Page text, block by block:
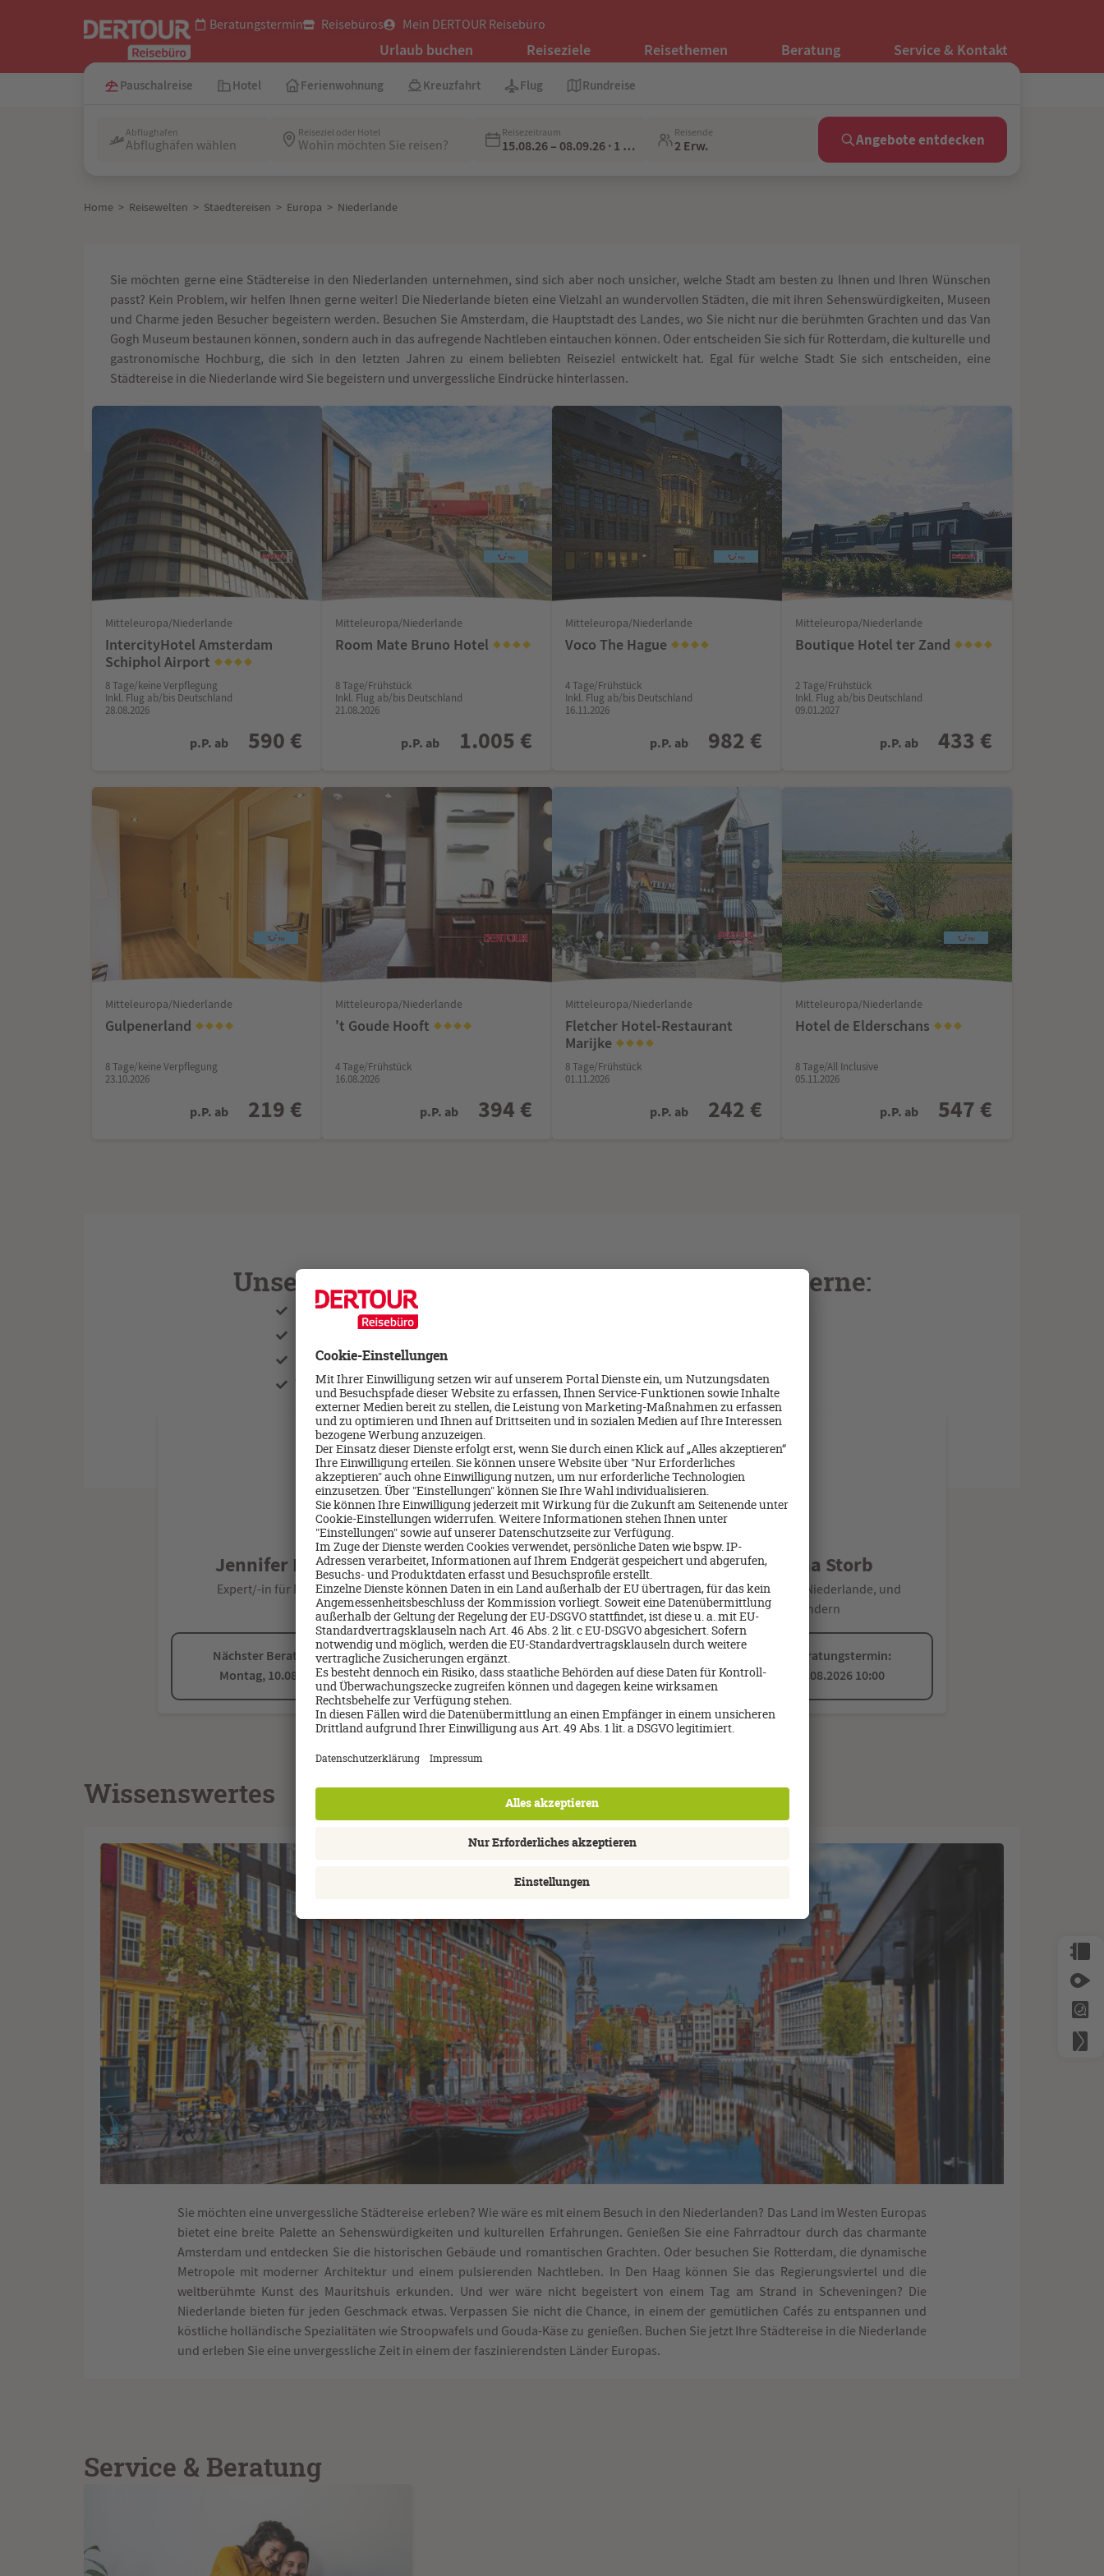
Beratungstermin Reisebüros Mein DERTOUR Reisebüro
Urlaub buchen Reiseziele Reisethemen Beratung Service & Kontakt
Rund 1.800 Spezialisten deutschlandweit 4,5 von 5 | über 13.500 Google-Bewertungen
Pauschalreise Hotel Ferienwohnung Kreuzfahrt Flug Rundreise
Abflughafen
Abflughäfen wählen
Reiseziel oder Hotel
Wohin möchten Sie reisen?
Reisezeitraum
15.08.26 – 08.09.26 · 1 Woche
Reisende
2 Erw. Angebote entdecken
Home > Reisewelten > Staedtereisen > Europa > Niederlande
Sie möchten gerne eine Städtereise in den Niederlanden unternehmen, sind sich aber noch unsicher, welche Stadt am besten zu Ihnen und Ihren Wünschen
passt? Kein Problem, wir helfen Ihnen gerne weiter! Die Niederlande bieten eine Vielzahl an wundervollen Städten, die mit ihren Sehenswürdigkeiten, Museen
und Charme jeden Besucher begeistern werden. Besuchen Sie Amsterdam, die Hauptstadt des Landes, wo Sie nicht nur die berühmten Grachten und das Van
Gogh Museum bestaunen können, sondern auch in das aufregende Nachtleben eintauchen können. Oder entscheiden Sie sich für Rotterdam, die kulturelle und
gastronomische Hochburg, die sich in den letzten Jahren zu einem beliebten Reiseziel entwickelt hat. Egal für welche Stadt Sie sich entscheiden, eine
Städtereise in die Niederlande wird Sie begeistern und unvergessliche Eindrücke hinterlassen.
Mitteleuropa/Niederlande
IntercityHotel Amsterdam
Schiphol Airport
8 Tage/keine Verpflegung
Inkl. Flug ab/bis Deutschland
28.08.2026
p.P. ab 590 €
Mitteleuropa/Niederlande
Room Mate Bruno Hotel
8 Tage/Frühstück
Inkl. Flug ab/bis Deutschland
21.08.2026
p.P. ab 1.005 €
Mitteleuropa/Niederlande
Voco The Hague
4 Tage/Frühstück
Inkl. Flug ab/bis Deutschland
16.11.2026
p.P. ab 982 €
Mitteleuropa/Niederlande
Boutique Hotel ter Zand
2 Tage/Frühstück
Inkl. Flug ab/bis Deutschland
09.01.2027
p.P. ab 433 €
Mitteleuropa/Niederlande
Gulpenerland
8 Tage/keine Verpflegung
23.10.2026
p.P. ab 219 €
Mitteleuropa/Niederlande
't Goude Hooft
4 Tage/Frühstück
16.08.2026
p.P. ab 394 €
Mitteleuropa/Niederlande
Fletcher Hotel-Restaurant
Marijke
8 Tage/Frühstück
01.11.2026
p.P. ab 242 €
Mitteleuropa/Niederlande
Hotel de Elderschans
8 Tage/All Inclusive
05.11.2026
p.P. ab 547 €
Unsere Niederlande Spezialisten beraten Sie gerne:
Kostenlose Beratung durch unsere versierten Reise-Spezialisten
Kostenloses maßgeschneidertes Angebot
Persönliche Betreuung vor, während und nach der Reise
Wir übernehmen die mühsame Reiseplanung und haben viele Insidertipps
Jennifer Deutsch
Expert/-in für Niederlande
Nächster Beratungstermin:
Montag, 10.08.2026 08:00
Nicolette Moser
Expert/-in für Niederlande, und
Wellness
Nächster Beratungstermin:
Montag, 10.08.2026 10:15
Bettina Storb
Expert/-in für Niederlande, und
Wandern
Nächster Beratungstermin:
Montag, 17.08.2026 10:00
Wissenswertes
Sie möchten eine unvergessliche Städtereise erleben? Wie wäre es mit einem Besuch in den Niederlanden? Das Land im Westen Europas
bietet eine breite Palette an Sehenswürdigkeiten und kulturellen Erfahrungen. Genießen Sie eine Fahrradtour durch das charmante
Amsterdam und entdecken Sie die historischen Gebäude und romantischen Grachten. Oder besuchen Sie Rotterdam, die dynamische
Metropole mit moderner Architektur und einem pulsierenden Nachtleben. In Den Haag können Sie das Regierungsviertel und die
weltberühmte Kunst des Mauritshuis erkunden. Und wer wäre nicht begeistert von einem Tag am Strand in Scheveningen? Die
Niederlande bieten für jeden Geschmack etwas. Verpassen Sie nicht die Chance, in einem der gemütlichen Cafés zu entspannen und
köstliche holländische Spezialitäten wie Stroopwafels und Gouda-Käse zu genießen. Buchen Sie jetzt Ihre Städtereise in die Niederlande
und erleben Sie eine unvergessliche Zeit in einem der faszinierendsten Länder Europas.
Service & Beratung